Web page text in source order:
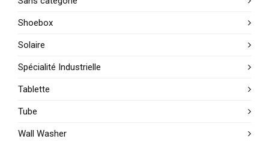
Shoebox
Solaire
Spécialité Industrielle
Tablette
Tube
Wall Washer